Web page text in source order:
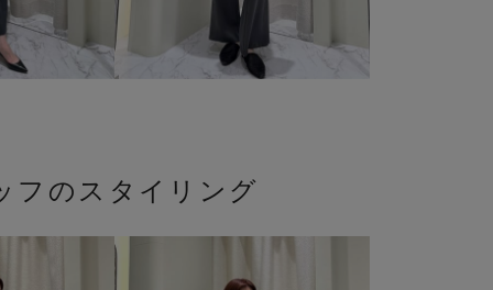
フのスタイリング